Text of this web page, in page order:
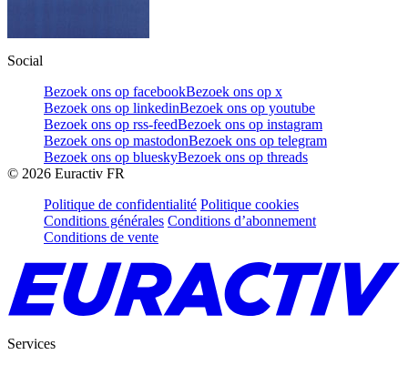
Social
Bezoek ons op facebookBezoek ons op x
Bezoek ons op linkedinBezoek ons op youtube
Bezoek ons op rss-feedBezoek ons op instagram
Bezoek ons op mastodonBezoek ons op telegram
Bezoek ons op blueskyBezoek ons op threads
© 2026 Euractiv FR
Politique de confidentialité Politique cookies
Conditions générales Conditions d’abonnement
Conditions de vente
Services